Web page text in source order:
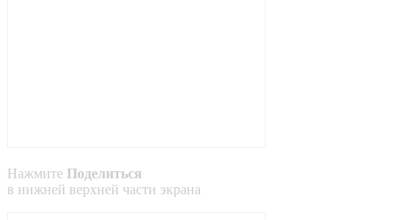
Нажмите Поделиться
в нижней верхней части экрана